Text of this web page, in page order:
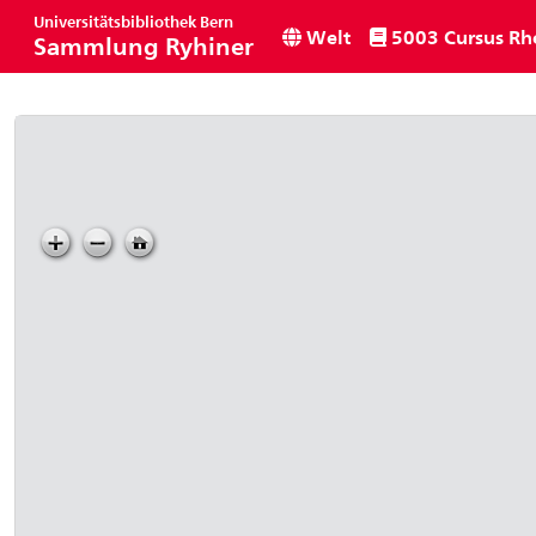
Universitätsbibliothek Bern
Sammlung Ryhiner Welt 5003 Cursus